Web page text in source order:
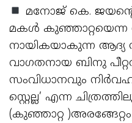
മനോജ് കെ.
മകള്‍ കുഞ്ഞാറ്റയെന്ന
നായികയാകുന്ന ആദ്യ
വാഗതനായ ബിനു
സംവിധാനവും
സ്റ്റെല്ല’ എന്ന
(കുഞ്ഞാറ്റ